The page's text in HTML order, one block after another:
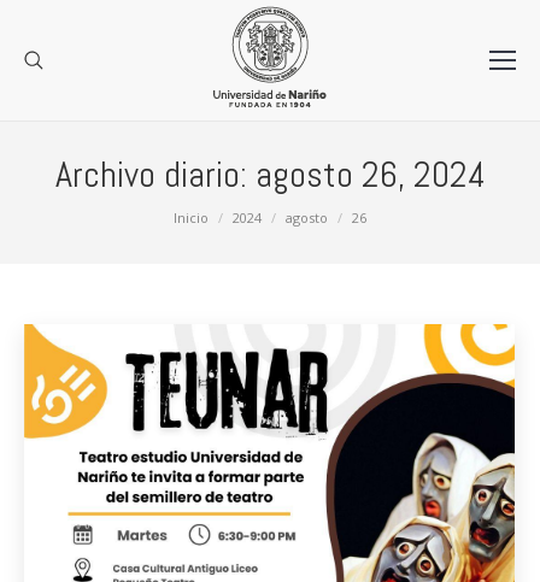
Archivo diario: agosto 26, 2024
Inicio 2024 agosto 26